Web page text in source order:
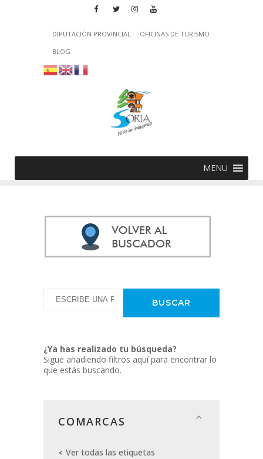
DIPUTACIÓN PROVINCIAL
OFICINAS DE TURISMO
BLOG
MENU
¿Ya has realizado tu búsqueda?
Sigue añadiendo filtros aquí para encontrar lo
que estás buscando.
COMARCAS
Ver todas las etiquetas